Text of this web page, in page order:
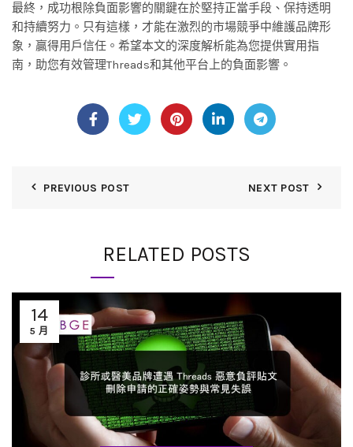
最終，成功根除負面影響的關鍵在於堅持正當手段、保持透明
和持續努力。只有這樣，才能在激烈的市場競爭中維護品牌形
象，贏得用戶信任。希望本文的深度解析能為您提供實用指
南，助您有效管理Threads和其他平台上的負面影響。
PREVIOUS POST NEXT POST
RELATED POSTS
14
5 月